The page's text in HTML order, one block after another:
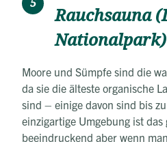
Rauchsauna
Nationalpark)
Moore und Sümpfe sind die
da sie die älteste organische
sind – einige davon sind bis
einzigartige Umgebung ist das
beeindruckend aber wenn